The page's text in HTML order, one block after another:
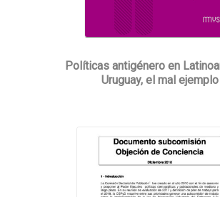
Políticas antigénero en
Uruguay, el mal ejemplo